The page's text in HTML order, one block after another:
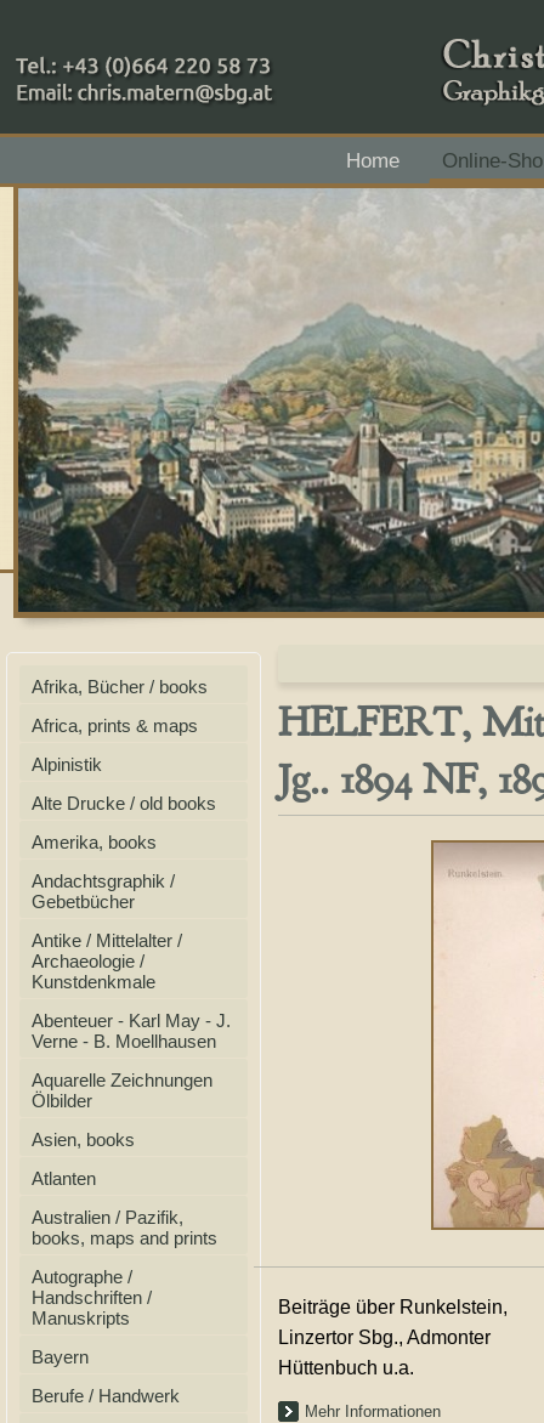
+43 (0)664 220 58 73
Home
Online-
Zahlungsmethoden: RAIBA - Flachgau Mitte - IBAN
Afrika, Bücher / books
Africa, prints & maps
Alpinistik
Alte Drucke / old books
Amerika, books
Andachtsgraphik /
Gebetbücher
Antike / Mittelalter /
Archaeologie /
Kunstdenkmale
Abenteuer - Karl May - J.
Verne - B. Moellhausen
Aquarelle Zeichnungen
Ölbilder
Asien, books
Atlanten
Australien / Pazifik,
books, maps and prints
Autographe /
Handschriften /
Manuskripts
Bayern
Berufe / Handwerk
HELFERT,
Jg.. 1894 NF,
Beiträge über Runkelstein,
Linzertor Sbg., Admonter
Hüttenbuch u.a.
Mehr Informationen